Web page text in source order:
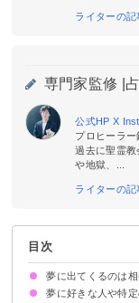
ライターの記
専門家監修 |
公式HP X
プロヒーラ
過去に聖霊
や地獄、...
ライターの記
目次
夢に出てくるのは
夢に好きな人や特